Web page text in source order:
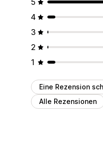
4
3
2
1
Eine Rezension
Alle Rezensionen